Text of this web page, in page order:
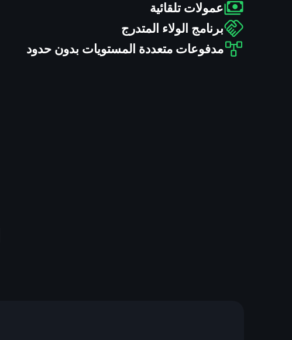
عمولات تلقائية
برنامج الولاء المتدرج
مدفوعات متعددة المستويات بدون حدود